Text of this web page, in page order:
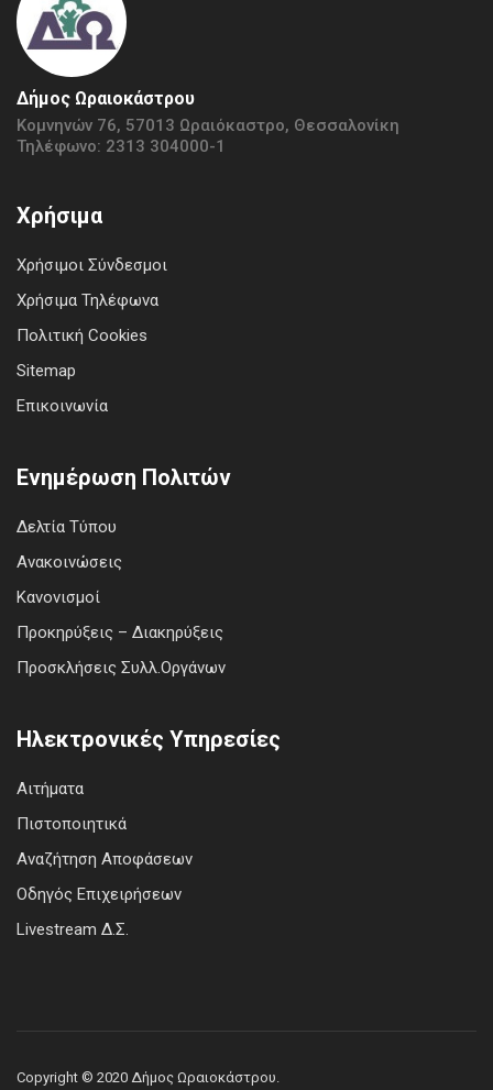
Δήμος Ωραιοκάστρου
Κομνηνών 76, 57013 Ωραιόκαστρο, Θεσσαλονίκη
Τηλέφωνο: 2313 304000-1
Χρήσιμα
Χρήσιμοι Σύνδεσμοι
Χρήσιμα Τηλέφωνα
Πολιτική Cookies
Sitemap
Επικοινωνία
Ενημέρωση Πολιτών
Δελτία Τύπου
Ανακοινώσεις
Κανονισμοί
Προκηρύξεις – Διακηρύξεις
Προσκλήσεις Συλλ.Οργάνων
Ηλεκτρονικές Υπηρεσίες
Αιτήματα
Πιστοποιητικά
Αναζήτηση Αποφάσεων
Οδηγός Επιχειρήσεων
Livestream Δ.Σ.
Copyright © 2020 Δήμος Ωραιοκάστρου.